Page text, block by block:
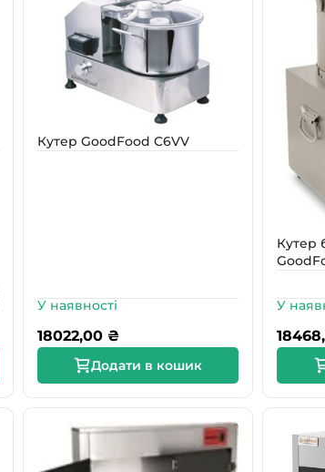
Кутер GoodFood C6VV
У наявності
18022,00 ₴
Додати в кошик
Кутер
У